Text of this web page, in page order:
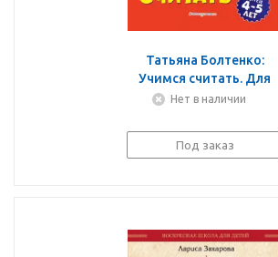
Татьяна Болтенко:
Учимся считать. Для
детей 4-5 лет
Нет в наличии
Под заказ